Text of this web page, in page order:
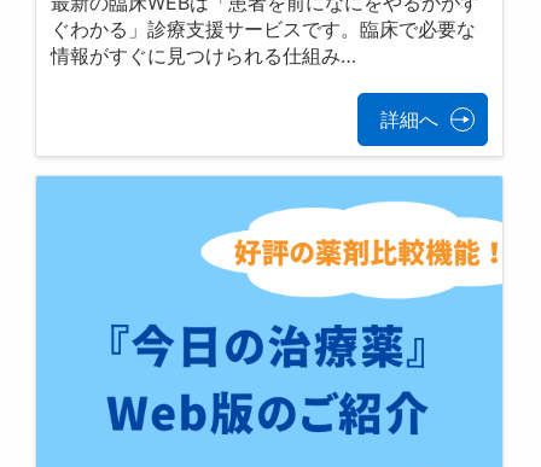
ぐわかる」診療支援サービスです。臨床で必要な
情報がすぐに見つけられる仕組み…
詳細へ